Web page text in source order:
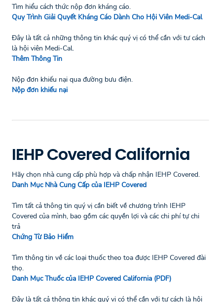
Tìm hiểu cách thức nộp đơn kháng cáo.
Quy Trình Giải Quyết Kháng Cáo Dành Cho Hội Viên Medi-Cal
Đây là tất cả những thông tin khác quý vị có thể cần với tư cách
là hội viên Medi-Cal.
Thêm Thông Tin
Nộp đơn khiếu nại qua đường bưu điện.
Nộp đơn khiếu nại
IEHP Covered California
Hãy chọn nhà cung cấp phù hợp và chấp nhận IEHP Covered.
Danh Mục Nhà Cung Cấp của IEHP Covered
Tìm tất cả thông tin quý vị cần biết về chương trình IEHP
Covered của mình, bao gồm các quyền lợi và các chi phí tự chi
trả
Chứng Từ Bảo Hiểm
Tìm thông tin về các loại thuốc theo toa được IEHP Covered đài
thọ.
Danh Mục Thuốc của IEHP Covered California (PDF)
Đây là tất cả thông tin khác quý vị có thể cần với tư cách là hội